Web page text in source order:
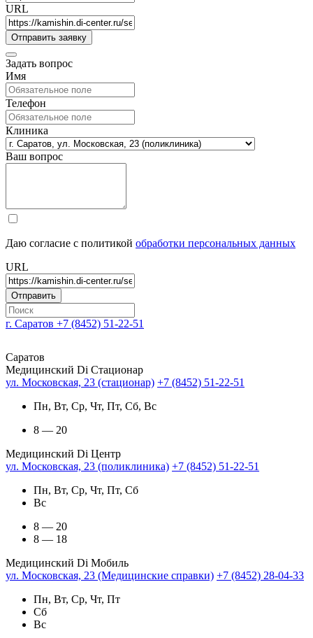
URL
Задать вопрос
Имя
Телефон
Клиника
Ваш вопрос
Даю согласие с политикой обработки персональных данных
URL
г. Саратов +7 (8452) 51-22-51
Саратов
Медицинский Di Стационар
ул. Московская, 23 (стационар) +7 (8452) 51-22-51
Пн, Вт, Ср, Чт, Пт, Сб, Вс
8 — 20
Медицинский Di Центр
ул. Московская, 23 (поликлиника) +7 (8452) 51-22-51
Пн, Вт, Ср, Чт, Пт, Сб
Вс
8 — 20
8 — 18
Медицинский Di Мобиль
ул. Московская, 23 (Медицинские справки) +7 (8452) 28-04-33
Пн, Вт, Ср, Чт, Пт
Сб
Вс